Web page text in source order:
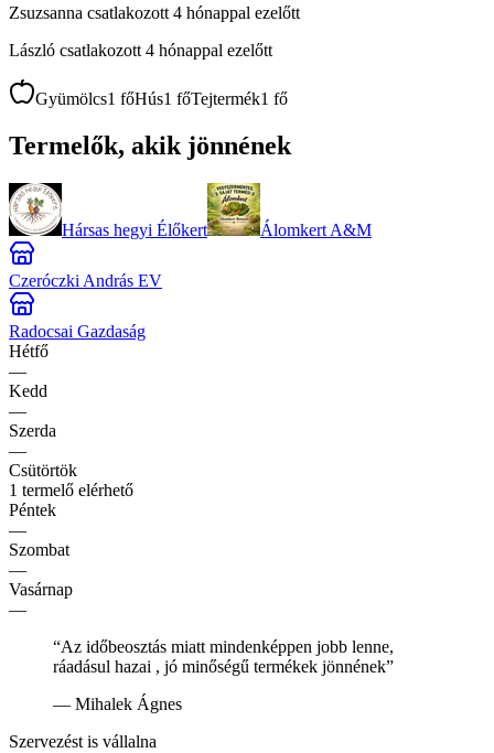
Zsuzsanna csatlakozott 4 hónappal ezelőtt
László csatlakozott 4 hónappal ezelőtt
Gyümölcs1 főHús1 főTejtermék1 fő
Termelők, akik jönnének
Hársas hegyi Élőkert Álomkert A&M
Czeróczki András EV
Radocsai Gazdaság
Hétfő
—
Kedd
—
Szerda
—
Csütörtök
1 termelő elérhető
Péntek
—
Szombat
—
Vasárnap
—
“Az időbeosztás miatt mindenképpen jobb lenne,
ráadásul hazai , jó minőségű termékek jönnének”
— Mihalek Ágnes
Szervezést is vállalna